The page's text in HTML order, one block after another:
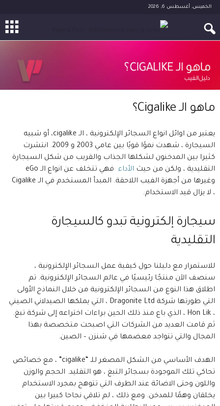
الخميس, أغسطس 6, 2026
ماهو الـ Cigalike؟
يعتبر من اوائل انواع السجائر الإلكترونية ، الـ cigalike، أو شبيه
السيجارة ، شهدت نموًا قويًا بين عامي 2003 و 2009. انتشرت
كثيرا بين المدخنون لشكلها الجذاب والقريب من شكل السيجارة
التقليدية ، ولكن من حيث الأداء
فهي تتخلف عن انواع الـ eGo
وغيرها من أجهزة الفيب اللاحقة. المبدأ المستخدم في الـ Cigalike
، لا يزال قيد الاستخدام.
سيجارة إلكترونية تبدو كالسيجارة
التقليدية
للاستمرار مع دليلنا حول كيفية عمل السجائر الإلكترونية ،
سنصف الآن منتجًا رئيسيًا في عالم السجائر الإلكترونية. تم
اطلاق هذا النوع من السجائر الإلكترونية من خلال النماذج الأولى
التي طورتها شركة Dragonite Ltd ، التي يملكها الصيدلاني الصيني
، Hon Lik ، الذي باع منذ ذلك الحين براءات اختراعه إلى شركة تبغ.
ثم قامت العديد من الشركات التي اصبحت متخصصة بهذا
المجال والتي تتواجد معضمها في شنزن – الصين.
الهدف الأساسي من الشكل المصغر للـ “cigalike” ، مع خصائص
تحاكي تلك الموجودة بسجائر التبغ ، هو التقليد. الحجم والوزن
واللون وحتى الاضائة عند الطرف التي تتوهج بمجرد الاستخدام
يخلقان وهمًا للمدخن. ومع ذلك ، لم تلاقي نجاحا كبيرا بين